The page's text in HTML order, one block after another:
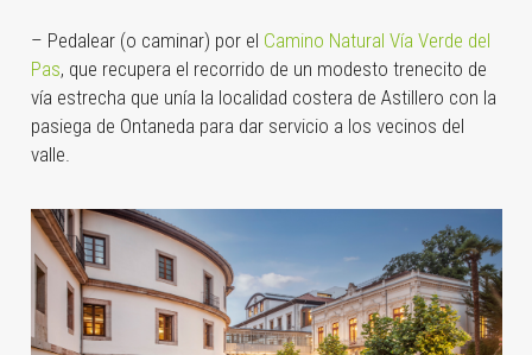
– Pedalear (o caminar) por el Camino Natural Vía Verde del
Pas, que recupera el recorrido de un modesto trenecito de
vía estrecha que unía la localidad costera de Astillero con la
pasiega de Ontaneda para dar servicio a los vecinos del
valle.